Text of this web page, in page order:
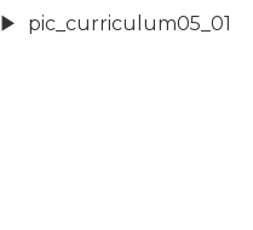
▶ pic_curriculum05_01